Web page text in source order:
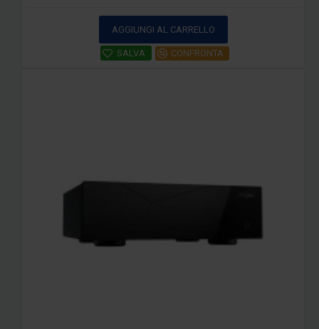
AGGIUNGI AL CARRELLO
SALVA CONFRONTA